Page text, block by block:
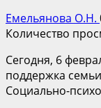
Емельянова О.Н.
Количество
Сегодня, 6
поддержка
Социально-